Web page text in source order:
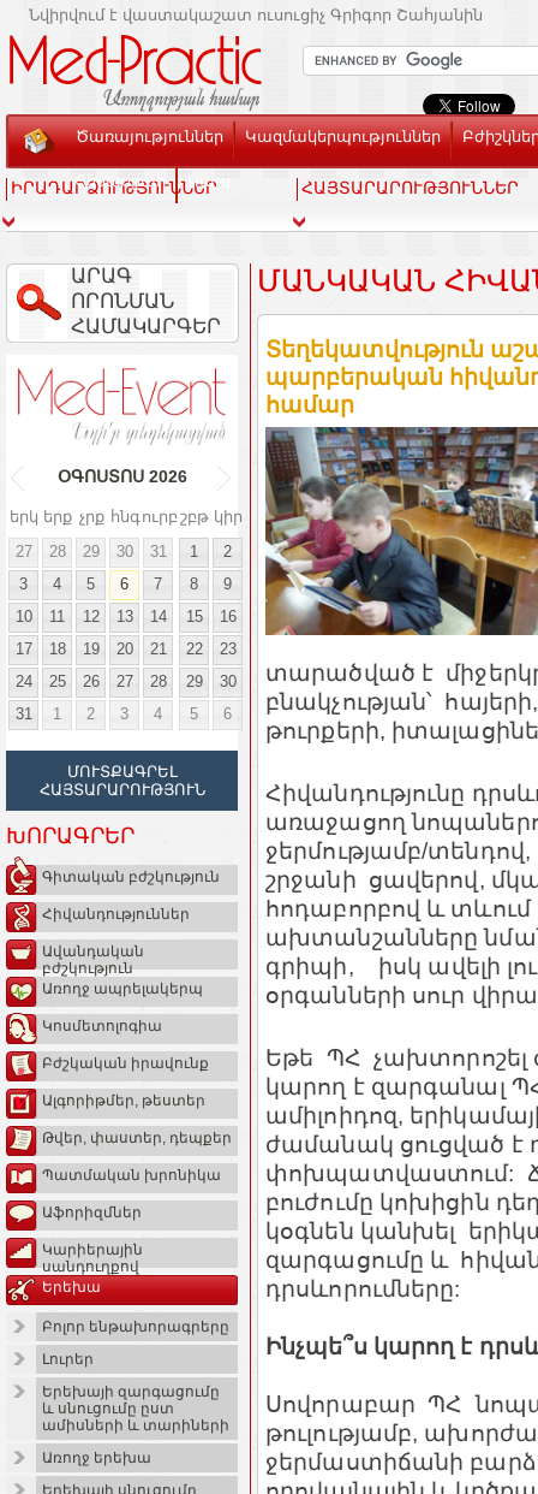
Նվիրվում է վաստակաշատ ուսուցիչ Գրիգոր Շահյանին
Ծառայություններ Կազմակերպություններ
Տեսասրահ Կապ
ԻՐԱԴԱՐՁՈՒԹՅՈՒՆՆԵՐ ՀԱՅՏԱՐԱՐՈՒԹՅՈՒՆՆԵՐ
ԱՐԱԳ
ՈՐՈՆՄԱՆ
ՀԱՄԱԿԱՐԳԵՐ
ՕԳՈՍՏՈՍ 2026
երկ երք չրք հնգուրբ շբթ կիր
27
28 29 30 31 1
2
3
4 5 6 7 8
9
10
11 12 13 14 15
16
17
18 19 20 21 22
23
24
25 26 27 28 29
30
31
1 2 3 4 5 6
ՄՈՒՏՔԱԳՐԵԼ
ՀԱՅՏԱՐԱՐՈՒԹՅՈՒՆ
ԽՈՐԱԳՐԵՐ
Գիտական բժշկություն
Հիվանդություններ
Ավանդական
բժշկություն
Առողջ ապրելակերպ
Կոսմետոլոգիա
Բժշկական իրավունք
Ալգորիթմեր, թեստեր
Թվեր, փաստեր, դեպքեր
Պատմական խրոնիկա
Աֆորիզմներ
Կարիերային
սանդուղքով
Երեխա
Բոլոր ենթախորագրերը
Լուրեր
Երեխայի զարգացումը
և սնուցումը ըստ
ամիսների և տարիների
Առողջ երեխա
ՄԱՆԿԱԿԱՆ
Տեղեկատվություն
պարբերական
համար
տարածված է
բնակչության՝
թուրքերի,
Հիվանդությունը
առաջացող
ջերմությամբ/
շրջանի ցավերով,
հոդաբորբով և տևում
ախտանշանները
գրիպի, իսկ ավելի
օրգանների սուր
Եթե ՊՀ
կարող է զարգանալ
ամիլոիդոզ,
ժամանակ ցուցված է
փոխպատվաստում:
բուժումը կոխիցին
կօգնեն կանխել
զարգացումը և
դրսևորումները:
Ինչպե՞ս կարող է
Սովորաբար ՊՀ
թուլությամբ,
ջերմաստիճանի